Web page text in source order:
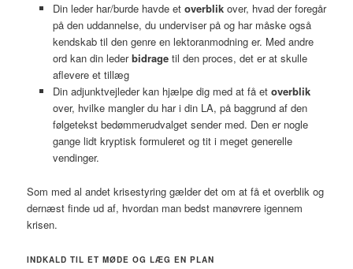
Din leder har/burde havde et overblik over, hvad der foregår
på den uddannelse, du underviser på og har måske også
kendskab til den genre en lektoranmodning er. Med andre
ord kan din lederbidrage til den proces, det er at skulle
aflevere et tillæg
Din adjunktvejleder kan hjælpe dig med at få et overblik
over, hvilke mangler du har i din LA, på baggrund af den
følgetekst bedømmerudvalget sender med. Den er nogle
gange lidt kryptisk formuleret og tit i meget generelle
vendinger.
Som med al andet krisestyring gælder det om at få et overblik og
dernæst finde ud af, hvordan man bedst manøvrere igennem
krisen.
INDKALD TIL ET MØDE OG LÆG EN PLAN